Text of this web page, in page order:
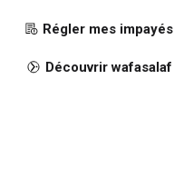
Régler mes impayés
Découvrir wafasalaf